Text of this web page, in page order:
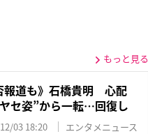
もっと見る
報道も》石橋貴明 心配
セ姿”から一転…回復し
03 18:20 エンタメニュース